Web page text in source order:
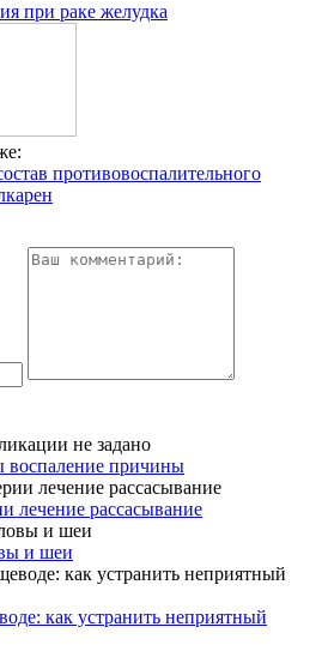
при раке желудка
противовоспалительного
причины
лечение рассасывание
и шеи
как устранить неприятный